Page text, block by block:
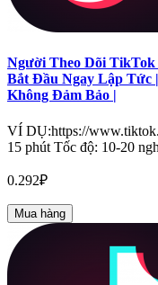
Người Theo Dõi
Bắt Đầu Ngay Lập Tức
Không Đảm Bảo |
VÍ DỤ:https://
15 phút Tốc độ: 10-20
0.292₽
Mua hàng